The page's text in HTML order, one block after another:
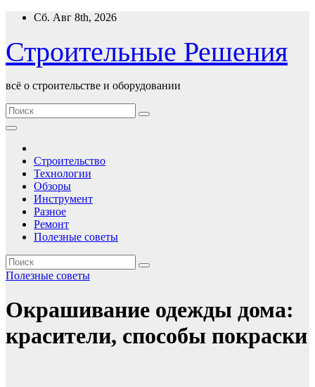
Перейти
содержимому
Сб. Авг 8th, 2026
Строительные Решения
всё о строительстве и оборудовании
Строительство
Технологии
Обзоры
Инструмент
Разное
Ремонт
Полезные советы
Полезные советы
Окрашивание одежды дома:
красители, способы покраски